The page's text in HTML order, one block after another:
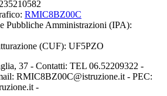
RMIC8BZ00C
Pubbliche Amministrazioni (IPA):
(CUF): UF5PZO
37 - Contatti: TEL 06.52209322 -
RMIC8BZ00C@istruzione.it - PEC:
-